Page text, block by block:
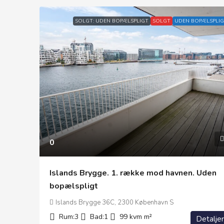
SOLGT: UDEN BOPÆLSPLIGT SOLGT UDEN
0
Islands Brygge. 1. række mod havnen. Uden
bopælspligt
Islands Brygge 36C, 2300 København S
Rum:3 Bad:1 99 kvm m² Detaljer